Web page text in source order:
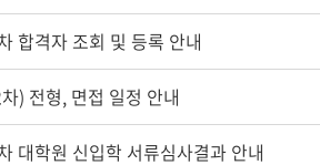
합격자 조회 및 등록 안내
) 전형, 면접 일정 안내
대학원 신입학 서류심사결과 안내